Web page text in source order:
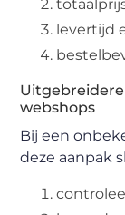
levertijd
webshops
Bij een
deze aanpak